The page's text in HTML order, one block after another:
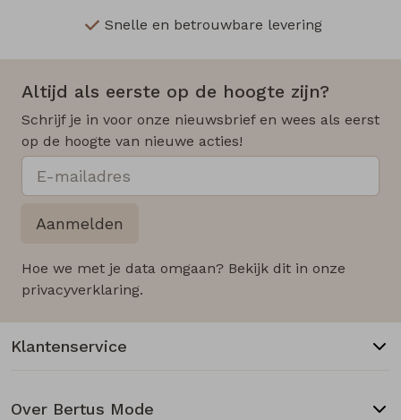
Snelle en betrouwbare levering
Altijd als eerste op de hoogte zijn?
Schrijf je in voor onze nieuwsbrief en wees als eerst
op de hoogte van nieuwe acties!
Aanmelden
Hoe we met je data omgaan? Bekijk dit in onze
privacyverklaring.
Klantenservice
Over Bertus Mode